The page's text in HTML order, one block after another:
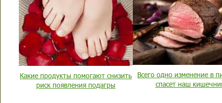
Какие продукты помогают снизить
риск появления подагры
Всего одно изменение в
спасет наш